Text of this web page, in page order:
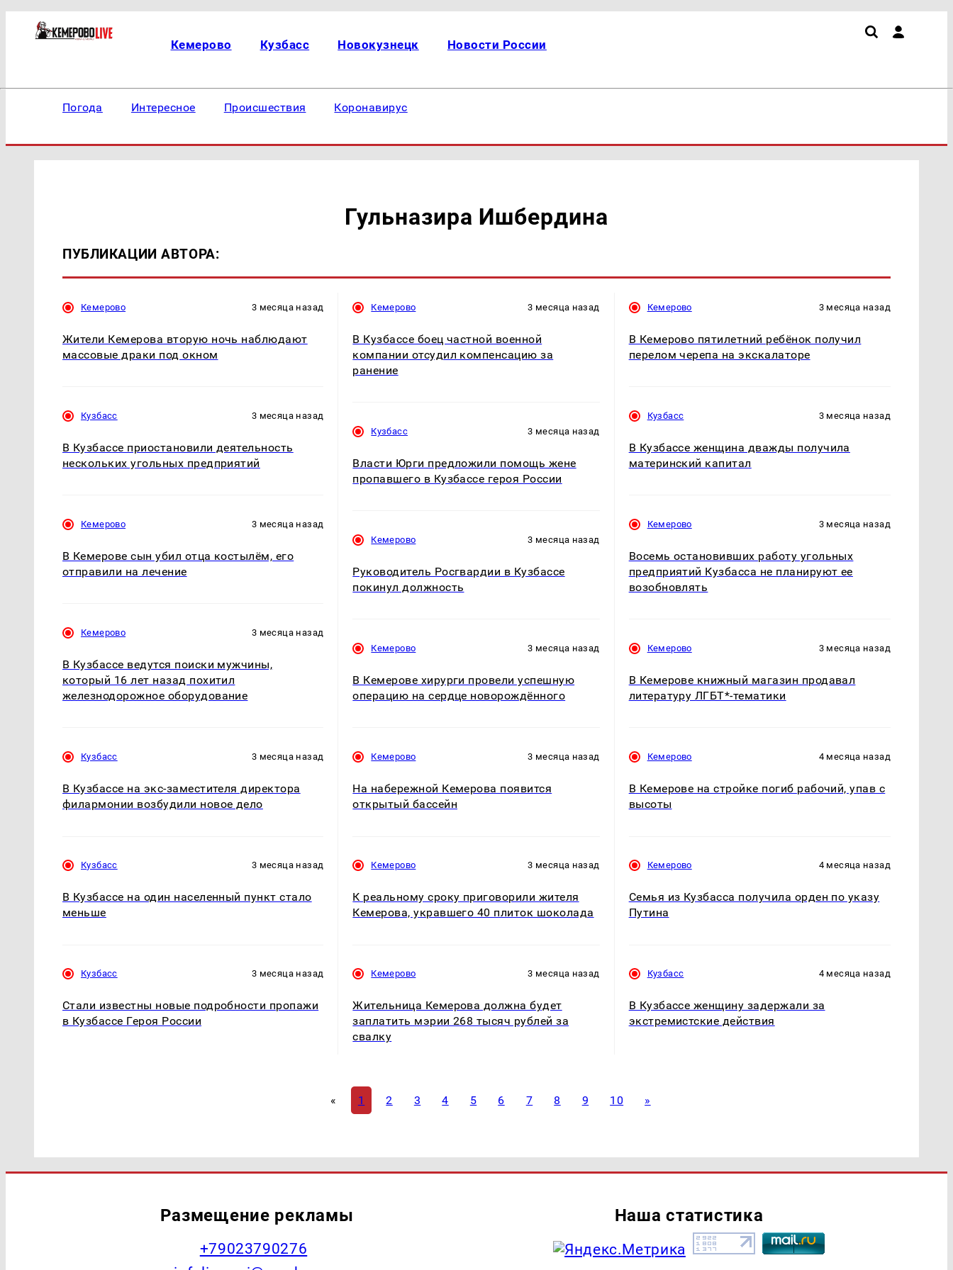
Кемерово Кузбасс Новокузнецк Новости России
Погода Интересное Происшествия Коронавирус
Гульназира Ишбердина
ПУБЛИКАЦИИ АВТОРА:
Кемерово 3 месяца назад
Жители Кемерова вторую ночь наблюдают
массовые драки под окном
Кузбасс 3 месяца назад
В Кузбассе приостановили деятельность
нескольких угольных предприятий
Кемерово 3 месяца назад
В Кемерове сын убил отца костылём, его
отправили на лечение
Кемерово 3 месяца назад
В Кузбассе ведутся поиски мужчины,
который 16 лет назад похитил
железнодорожное оборудование
Кузбасс 3 месяца назад
В Кузбассе на экс-заместителя директора
филармонии возбудили новое дело
Кузбасс 3 месяца назад
В Кузбассе на один населенный пункт стало
меньше
Кузбасс 3 месяца назад
Стали известны новые подробности пропажи
в Кузбассе Героя России
Кемерово 3 месяца назад
В Кузбассе боец частной военной
компании отсудил компенсацию за
ранение
Кузбасс 3 месяца назад
Власти Юрги предложили помощь жене
пропавшего в Кузбассе героя России
Кемерово 3 месяца назад
Руководитель Росгвардии в Кузбассе
покинул должность
Кемерово 3 месяца назад
В Кемерове хирурги провели успешную
операцию на сердце новорождённого
Кемерово 3 месяца назад
На набережной Кемерова появится
открытый бассейн
Кемерово 3 месяца назад
К реальному сроку приговорили жителя
Кемерова, укравшего 40 плиток шоколада
Кемерово 3 месяца назад
Жительница Кемерова должна будет
заплатить мэрии 268 тысяч рублей за
свалку
Кемерово 3 месяца назад
В Кемерово пятилетний ребёнок получил
перелом черепа на экскалаторе
Кузбасс 3 месяца назад
В Кузбассе женщина дважды получила
материнский капитал
Кемерово 3 месяца назад
Восемь остановивших работу угольных
предприятий Кузбасса не планируют ее
возобновлять
Кемерово 3 месяца назад
В Кемерове книжный магазин продавал
литературу ЛГБТ*-тематики
Кемерово 4 месяца назад
В Кемерове на стройке погиб рабочий, упав с
высоты
Кемерово 4 месяца назад
Семья из Кузбасса получила орден по указу
Путина
Кузбасс 4 месяца назад
В Кузбассе женщину задержали за
экстремистские действия
« 1 2 3 4 5 6 7 8 9 10 »
Размещение рекламы
+79023790276
Наша статистика